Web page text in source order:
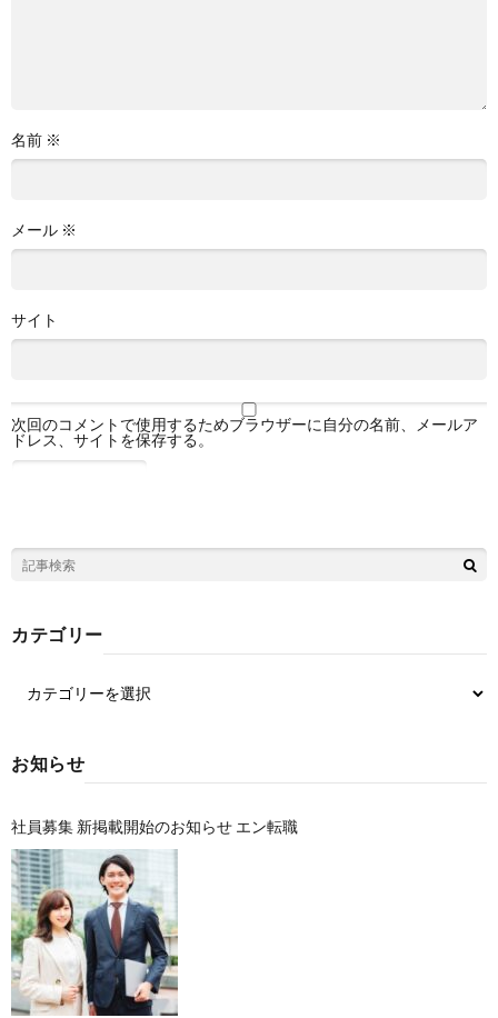
名前 ※
メール ※
サイト
次回のコメントで使用するためブラウザーに自分の名前、メールア
ドレス、サイトを保存する。
カテゴリー
お知らせ
社員募集 新掲載開始のお知らせ エン転職